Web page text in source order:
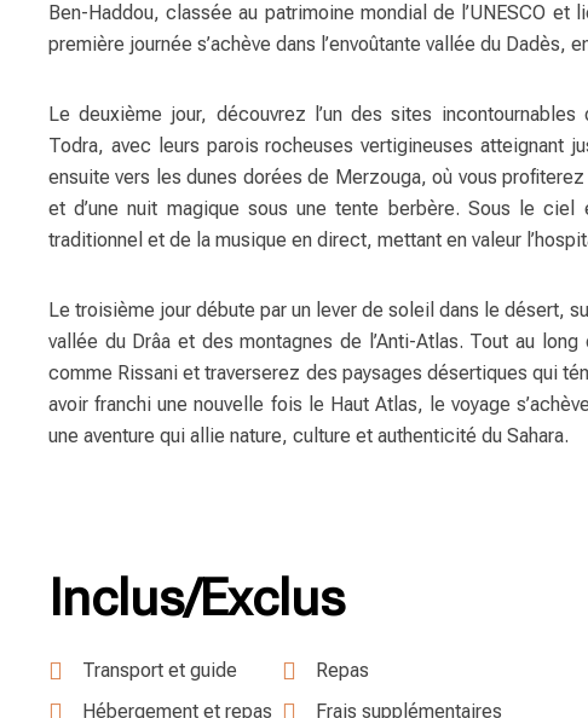
Ben-Haddou, classée au patrimoine mondial de l’UNESCO
première journée s’achève dans l’envoûtante vallée du
Le deuxième jour, découvrez l’un des sites
Todra, avec leurs parois rocheuses vertigineuses atteignant
ensuite vers les dunes dorées de Merzouga, où vous
et d’une nuit magique sous une tente berbère. Sous le
traditionnel et de la musique en direct, mettant en valeur
Le troisième jour débute par un lever de soleil dans le désert,
vallée du Drâa et des montagnes de l’Anti-Atlas. Tout au
comme Rissani et traverserez des paysages désertiques qui
avoir franchi une nouvelle fois le Haut Atlas, le voyage
une aventure qui allie nature, culture et authenticité du Sahara.
Inclus/Exclus
Transport et guide
Hébergement et repas
Repas
Frais supplémentaires